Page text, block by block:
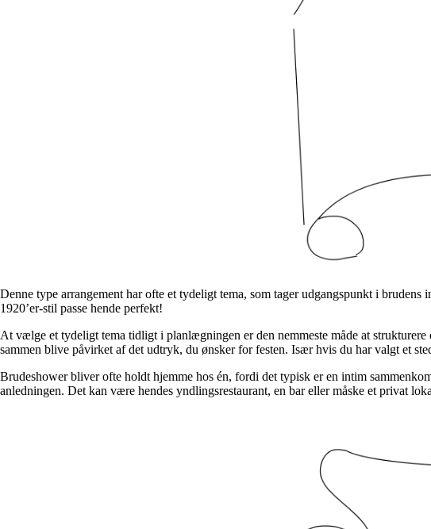
Denne type arrangement har ofte et tydeligt tema, som tager udgangspunkt i
1920’er-stil passe hende perfekt!
At vælge et tydeligt tema tidligt i planlægningen er den nemmeste måde at
sammen blive påvirket af det udtryk, du ønsker for festen. Især hvis du har valgt et
Brudeshower bliver ofte holdt hjemme hos én, fordi det typisk er en intim
anledningen. Det kan være hendes yndlingsrestaurant, en bar eller måske et privat